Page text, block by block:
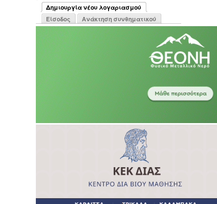
Πρωτεύουσες καρτέλες
Δημιουργία νέου λογαριασμού
(ενεργή καρτέλα)
Είσοδος Ανάκτηση συνθηματικού